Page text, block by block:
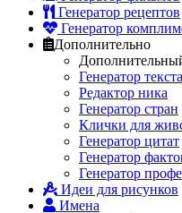
Генератор рецептов
Генератор
Дополнительно
Генератор текста
Редактор ника
Генератор стран
Клички для
Генератор цитат
Генератор
Генератор
Идеи для рисунков
Имена